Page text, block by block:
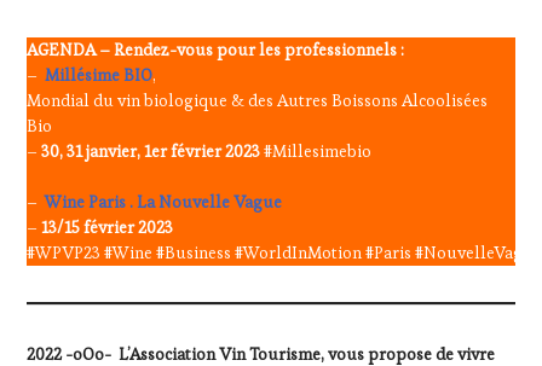
AGENDA –Rendez-vous pour les professionnels :
–Millésime BIO,
Mondial du vin biologique & des Autres Boissons Alcoolisées
Bio
–30, 31 janvier, 1er février 2023#Millesimebio
–Wine Paris . La Nouvelle Vague
– 13/15 février 2023
#WPVP23 #Wine #Business #WorldInMotion #Paris #NouvelleVague
2022 -oOo- L’Association Vin Tourisme, vous propose de vivre